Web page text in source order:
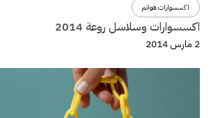
اكسسوارات هوانم
اكسسوارات وسلاسل روعة 2014
2 مارس 2014